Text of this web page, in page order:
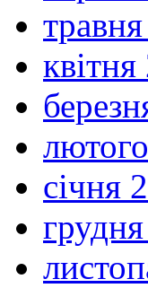
січня